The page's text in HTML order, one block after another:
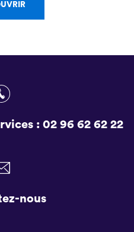
: 02 96 62 62 22
nous